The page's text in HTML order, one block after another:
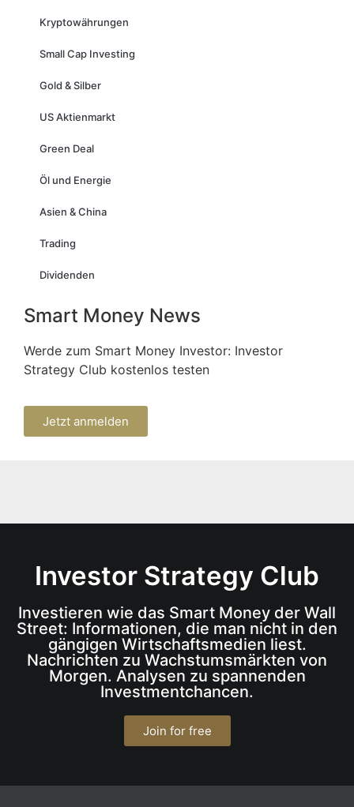
Kryptowährungen
Small Cap Investing
Gold & Silber
US Aktienmarkt
Green Deal
Öl und Energie
Asien & China
Trading
Dividenden
Smart Money News
Werde zum Smart Money Investor: Investor
Strategy Club kostenlos testen
Jetzt anmelden
Investor Strategy Club
Investieren wie das Smart Money der Wall
Street: Informationen, die man nicht in den
gängigen Wirtschaftsmedien liest.
Nachrichten zu Wachstumsmärkten von
Morgen. Analysen zu spannenden
Investmentchancen.
Join for free